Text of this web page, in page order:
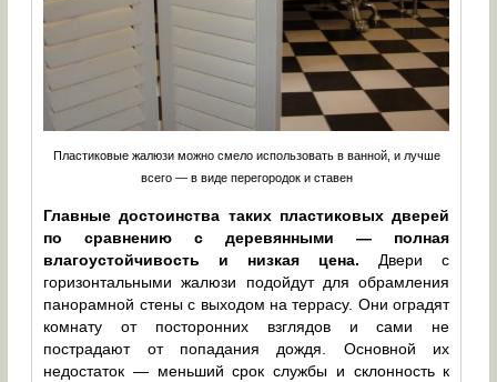
Пластиковые жалюзи можно смело использовать в ванной, и лучше
всего — в виде перегородок и ставен
Главные достоинства таких пластиковых дверей
по сравнению с деревянными — полная
влагоустойчивость и низкая цена. Двери с
горизонтальными жалюзи подойдут для обрамления
панорамной стены с выходом на террасу. Они оградят
комнату от посторонних взглядов и сами не
пострадают от попадания дождя. Основной их
недостаток — меньший срок службы и склонность к